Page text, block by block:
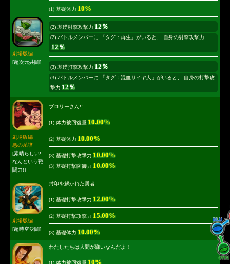
劇場版編
[超次元共闘]
(1) 基礎体力 10%
(2) 基礎射撃攻撃力 12％
(2) バトルメンバーに 「タグ：再生」がいると、 自身の射撃攻撃力
12％
(3) 基礎打撃攻撃力 12％
(3) バトルメンバーに 「タグ：混血サイヤ人」がいると、 自身の打撃攻
撃力 12％
劇場版編
悪の系譜
[素晴らしい!
なんという戦
闘力!]
ブロリーさん!!
(1) 体力被回復量10.00%
(2) 基礎体力 10.00%
(3) 基礎打撃攻撃力 10.00%
(3) 基礎打撃防御力 10.00%
劇場版編
[超時空決闘]
封印を解かれた勇者
(1) 基礎打撃攻撃力 12.00%
(2) 基礎打撃攻撃力 15.00%
(3) 基礎体力 10.00%
わたしたちは人間が嫌いなんだよ！
(1) 体力被回復量 10%